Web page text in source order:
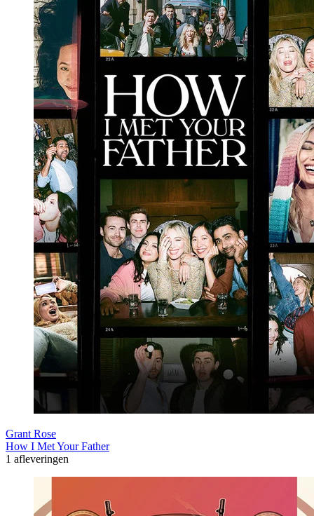
Grant Rose
How I Met Your Father
1 afleveringen